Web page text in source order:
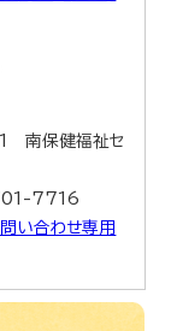
南保健福祉セ
7716
い合わせ専用